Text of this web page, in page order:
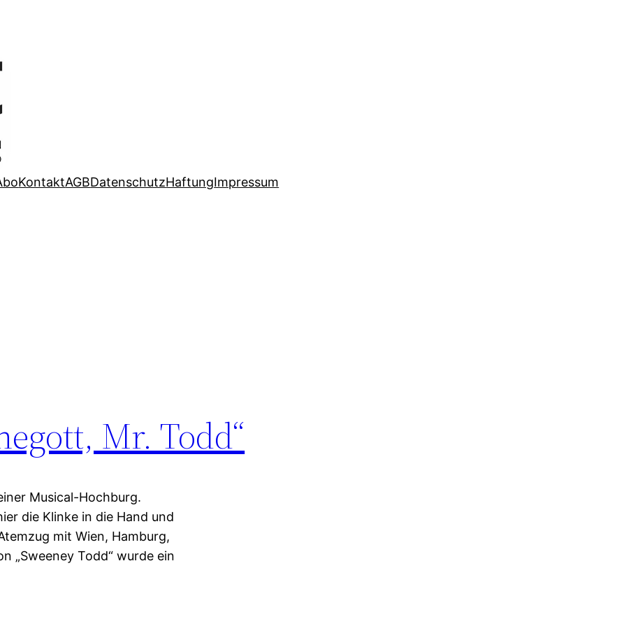
KontaktAGBDatenschutzHaftungImpressum
Mr. Todd“
Musical-Hochburg.
die Klinke in die Hand und
mit Wien, Hamburg,
„Sweeney Todd“ wurde ein